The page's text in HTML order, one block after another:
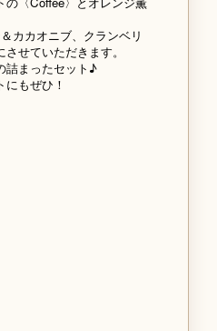
カカオニブ、クランベリ
せていただきます。
詰まったセット♪
もぜひ！